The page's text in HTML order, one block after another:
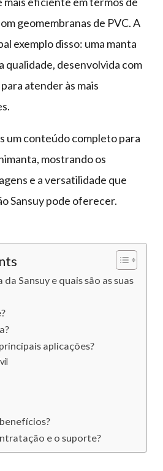
geomembranas de PVC. A
exemplo disso: uma manta
qualidade, desenvolvida com
atender às mais
um conteúdo completo para
mostrando os
e a versatilidade que
Sansuy pode oferecer.
Sansuy e quais são as suas
aplicações?
e o suporte?